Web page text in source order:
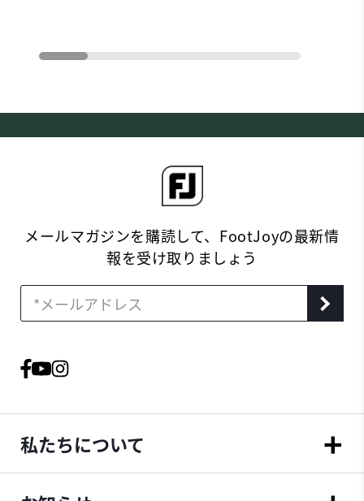
メールマガジンを購読して、FootJoyの最新情
報を受け取りましょう
私たちについて